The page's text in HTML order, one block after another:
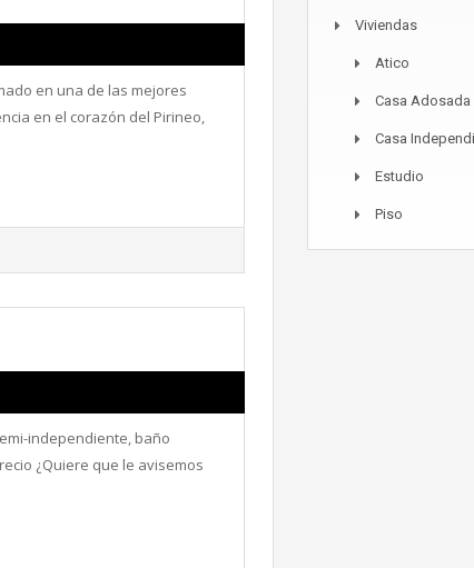
en una de las mejores
en el corazón del Pirineo,
independiente, baño
¿Quiere que le avisemos
Viviendas
Atico
Casa Adosada
Casa
Estudio
Piso